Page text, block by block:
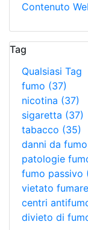
Contenuto
Tag
Qualsiasi Tag
fumo (37)
nicotina (37)
sigaretta (37)
tabacco (35)
danni da fumo
patologie
fumo passivo
vietato fumare
centri
divieto di